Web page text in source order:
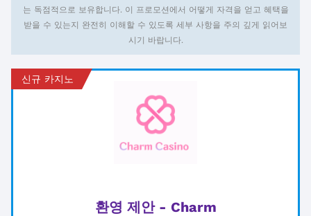
는 독점적으로 보유합니다. 이 프로모션에서 어떻게 자격을 얻고 혜택을
받을 수 있는지 완전히 이해할 수 있도록 세부 사항을 주의 깊게 읽어보
시기 바랍니다.
신규 카지노
환영 제안 - Charm